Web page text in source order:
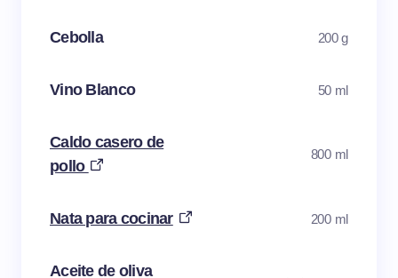
Cebolla 200 g
Vino Blanco 50 ml
Caldo casero de
pollo
800 ml
Nata para cocinar 200 ml
Aceite de oliva